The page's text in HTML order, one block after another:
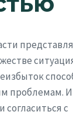
проблемам.
согласиться с